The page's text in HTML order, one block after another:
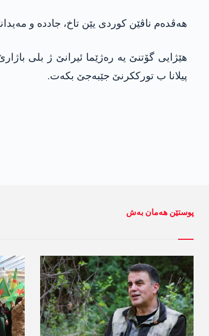
هەڤدەم ناڤێن کوردی یێن تاخ، جاددە و
هێژایی گۆتنێ یە رەژێما ئیرانێ ژ بلی
پیلانا ب تورککرنێ جێبەجێ بکەت.
پوستێن ھەمان بەش